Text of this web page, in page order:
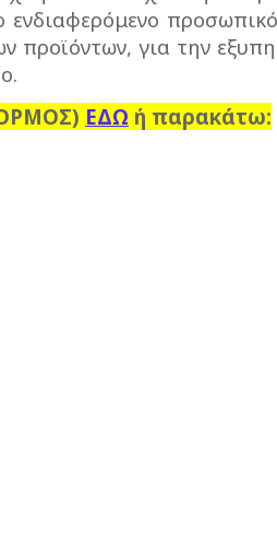
προϊόντων, για την
ΕΔΩ ή παρακάτω: